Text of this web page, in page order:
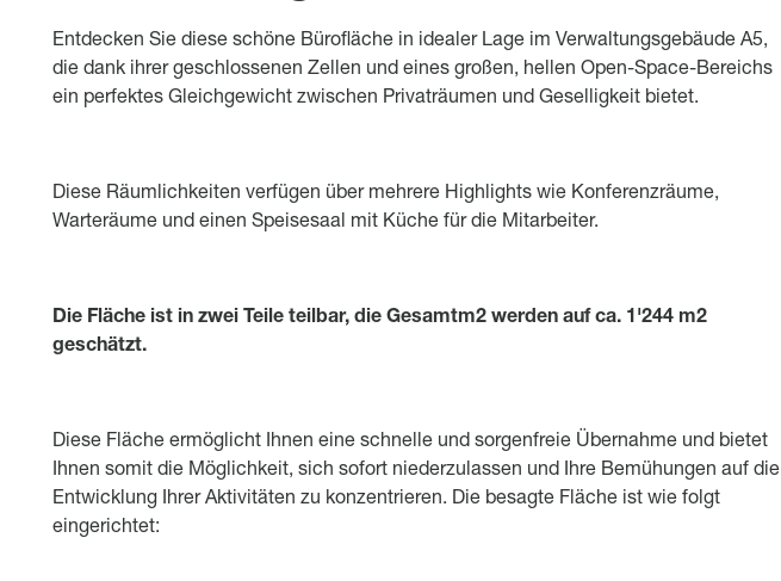
Object description
Entdecken Sie diese schöne Bürofläche in idealer Lage im Verwaltungsgebäude A5,
die dank ihrer geschlossenen Zellen und eines großen, hellen Open-Space-Bereichs
ein perfektes Gleichgewicht zwischen Privaträumen und Geselligkeit bietet.
Diese Räumlichkeiten verfügen über mehrere Highlights wie Konferenzräume,
Warteräume und einen Speisesaal mit Küche für die Mitarbeiter.
Die Fläche ist in zwei Teile teilbar, die Gesamtm2 werden auf ca. 1'244 m2
geschätzt.
Diese Fläche ermöglicht Ihnen eine schnelle und sorgenfreie Übernahme und bietet
Ihnen somit die Möglichkeit, sich sofort niederzulassen und Ihre Bemühungen auf die
Entwicklung Ihrer Aktivitäten zu konzentrieren. Die besagte Fläche ist wie folgt
eingerichtet: